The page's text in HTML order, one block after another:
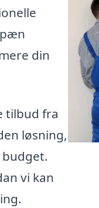
din
tilbud fra
løsning,
vi kan